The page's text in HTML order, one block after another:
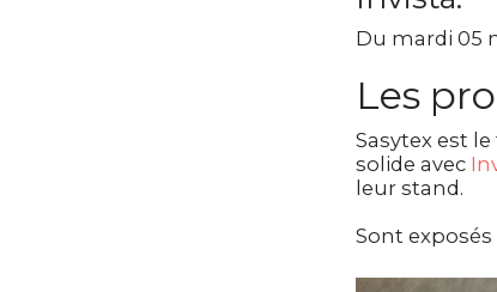
Du mardi 05
Les
Sasytex est
solide avec
leur stand.
Sont